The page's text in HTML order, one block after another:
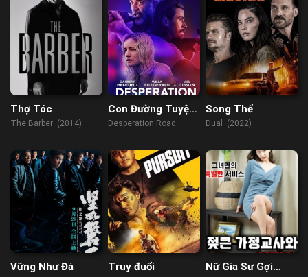
Thợ Tóc
The Barber (2014)
Con Đường Tuyệt
Vọng
Desperation Road
Song Thể
Dual (2022)
Vững Như Đá Truy đuổi
Nữ Gia Sư Gợi